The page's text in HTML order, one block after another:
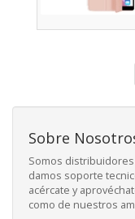
Sobre
Somos
damos soporte
acércate y
como de nuestros